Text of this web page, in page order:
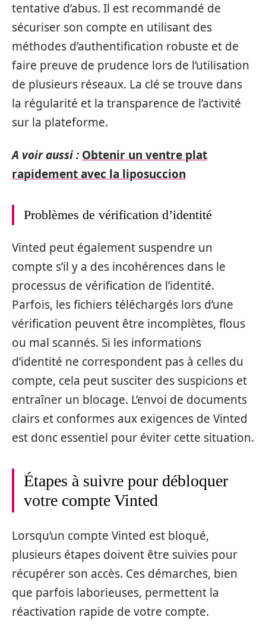
tentative d’abus. Il est recommandé de
sécuriser son compte en utilisant des
méthodes d’authentification robuste et de
faire preuve de prudence lors de l’utilisation
de plusieurs réseaux. La clé se trouve dans
la régularité et la transparence de l’activité
sur la plateforme.
A voir aussi : Obtenir un ventre plat
rapidement avec la liposuccion
Problèmes de vérification d’identité
Vinted peut également suspendre un
compte s’il y a des incohérences dans le
processus de vérification de l’identité.
Parfois, les fichiers téléchargés lors d’une
vérification peuvent être incomplètes, flous
ou mal scannés. Si les informations
d’identité ne correspondent pas à celles du
compte, cela peut susciter des suspicions et
entraîner un blocage. L’envoi de documents
clairs et conformes aux exigences de Vinted
est donc essentiel pour éviter cette situation.
Étapes à suivre pour débloquer
votre compte Vinted
Lorsqu’un compte Vinted est bloqué,
plusieurs étapes doivent être suivies pour
récupérer son accès. Ces démarches, bien
que parfois laborieuses, permettent la
réactivation rapide de votre compte.